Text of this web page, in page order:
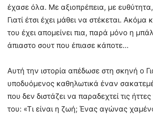
έχασε όλα. Με αξιοπρέπεια, με
Γιατί έτσι έχει μάθει να στέκεται.
του έχει απομείνει πια, παρά μόνο η
άπιαστο σουτ που έπιασε κάποτε…
Αυτή την ιστορία απέδωσε στη σκηνή ο
υποδυόμενος καθηλωτικά έναν
που δεν διστάζει να παραδεχτεί τις
του: «Τι είναι η ζωή; Ένας αγώνας